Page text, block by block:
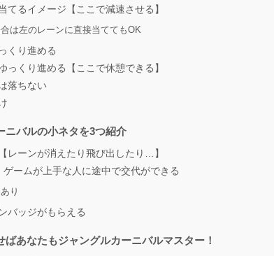
るイメージ【ここで減速させる】
は左のレーンに直接当ててもOK
くり進める
くり進める【ここで休憩できる】
落ちない
ニバルの小ネタを3つ紹介
レーンが消えたり飛び出したり…】
ゲームが上手な人に途中で交代ができる
り
バッジがもらえる
ばあなたもジャングルカーニバルマスター！